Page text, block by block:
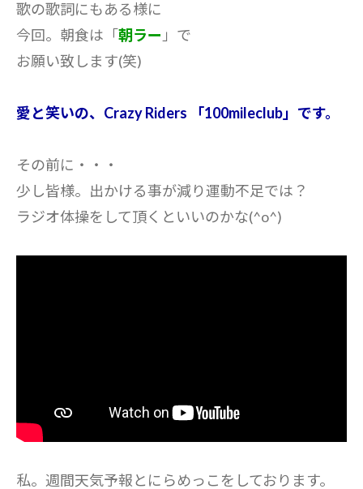
歌の歌詞にもある様に
今回。朝食は「朝ラー 」で
お願い致します(笑)
愛と笑いの、Crazy Riders 「100mileclub」です。
その前に・・・
少し皆様。出かける事が減り運動不足では？
ラジオ体操をして頂くといいのかな(^o^)
私。週間天気予報とにらめっこをしております。